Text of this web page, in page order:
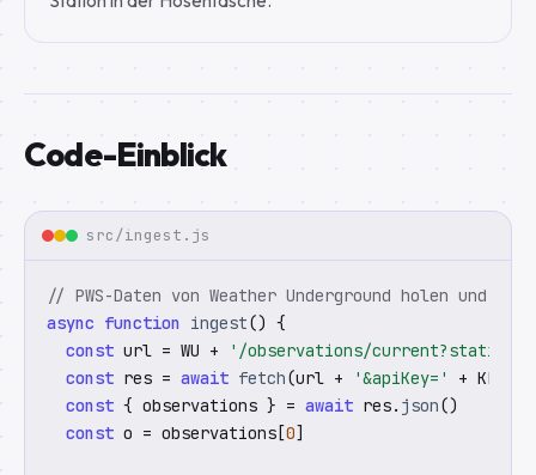
Code-Einblick
src/ingest.js
// PWS-Daten von Weather Underground holen und
async function ingest() {
const url = WU +
'/observations/
const res = await fetch(url + '&apiKey='
+ KEY)
const { observations } = await res. json()
const o = observations[0]